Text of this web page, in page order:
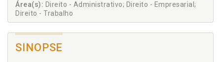
Área(s): Direito - Administrativo; Direito - Empresarial;
Direito - Trabalho
SINOPSE